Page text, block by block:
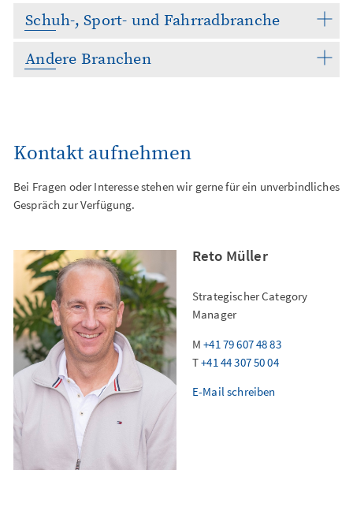
Schuh-, Sport- und Fahrradbranche
Andere Branchen
Kontakt aufnehmen
Bei Fragen oder Interesse stehen wir gerne für ein unverbindliches
Gespräch zur Verfügung.
Reto Müller
Strategischer Category
Manager
M+41 79 607 48 83
T+41 44 307 50 04
E-Mail schreiben